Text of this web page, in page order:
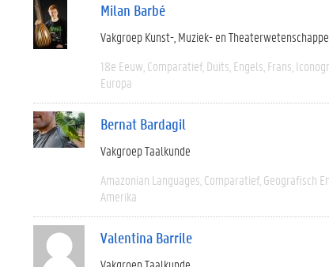
Milan Barbé
Vakgroep Kunst-, Muziek- en
18e Eeuw Comparatief Duits Engels Frans
Europa
Bernat Bardagil
Vakgroep Taalkunde
Amazonian Languages Comparatief Geografisch
Amerika
Valentina Barrile